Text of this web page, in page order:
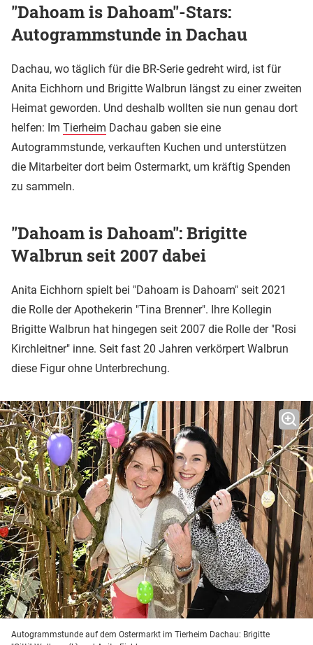
"Dahoam is Dahoam"-Stars:
Autogrammstunde in Dachau
Dachau, wo täglich für die BR-Serie gedreht wird, ist für
Anita Eichhorn und Brigitte Walbrun längst zu einer zweiten
Heimat geworden. Und deshalb wollten sie nun genau dort
helfen: Im Tierheim Dachau gaben sie eine
Autogrammstunde, verkauften Kuchen und unterstützen
die Mitarbeiter dort beim Ostermarkt, um kräftig Spenden
zu sammeln.
"Dahoam is Dahoam": Brigitte
Walbrun seit 2007 dabei
Anita Eichhorn spielt bei "Dahoam is Dahoam" seit 2021
die Rolle der Apothekerin "Tina Brenner". Ihre Kollegin
Brigitte Walbrun hat hingegen seit 2007 die Rolle der "Rosi
Kirchleitner" inne. Seit fast 20 Jahren verkörpert Walbrun
diese Figur ohne Unterbrechung.
Autogrammstunde auf dem Ostermarkt im Tierheim Dachau: Brigitte